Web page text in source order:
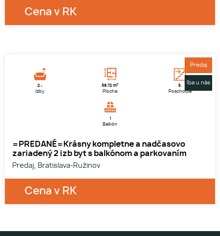
Cena v RK
2x
Izby
58.72 m2
Plocha
5.
Poschodie
1
Balkón
=PREDANÉ=Krásny kompletne a nadčasovo
zariadený 2 izb byt s balkónom a parkovaním
Predaj, Bratislava-Ružinov
Cena v RK
Predaj
Iba u nás